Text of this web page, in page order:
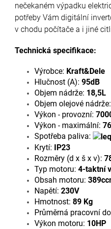
nečekaném výpadku
potřeby Vám digitální
v chodu počítače a i jiné
Technická specifikace:
Výrobce: Kraft&Dele
Hlučnost (A): 95dB
Objem nádrže: 18,5L
Objem olejové nádrže:
Výkon - provozní:
Výkon - maximální:
Spotřeba paliva:
Krytí:
IP23
Rozměry (d x š x v):
Typ motoru: 4-taktní
Obsah motoru:
Napětí: 230V
Hmotnost: 89 Kg
Průměrná pracovní
Výkon motoru: 10HP